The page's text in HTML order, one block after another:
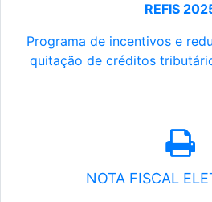
REFIS
Programa de incentivos e
quitação de créditos
NOTA FISCAL